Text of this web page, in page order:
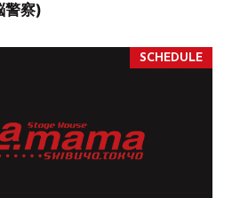
警察)